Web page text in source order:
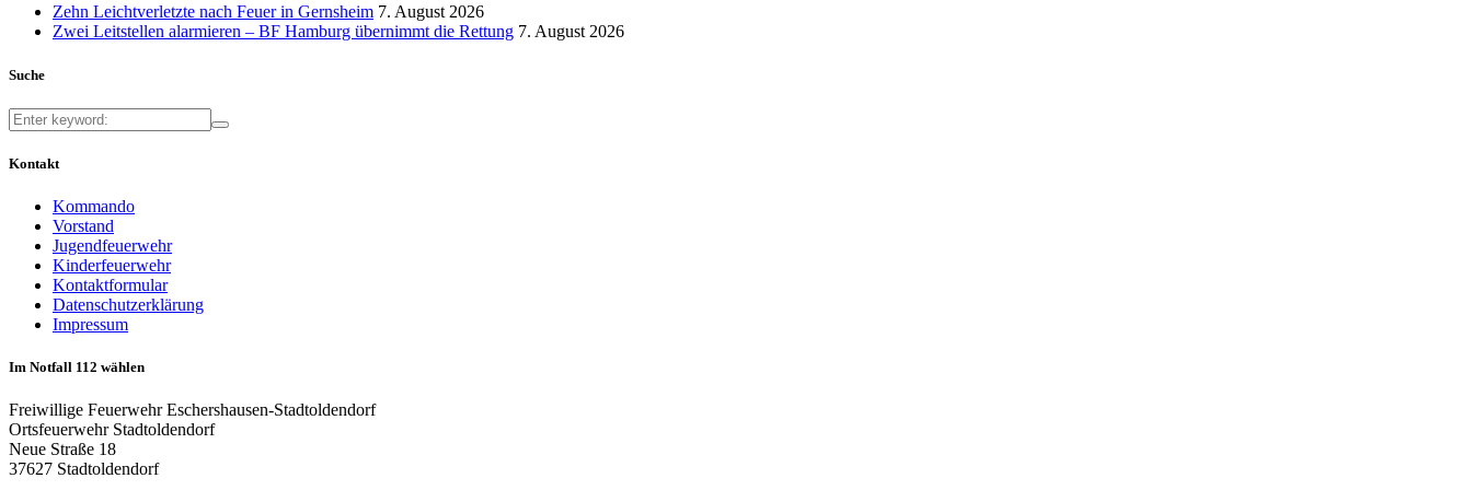
Zehn Leichtverletzte nach Feuer in Gernsheim 7. August 2026
Zwei Leitstellen alarmieren – BF Hamburg übernimmt die Rettung 7. August 2026
Suche
Kontakt
Kommando
Vorstand
Jugendfeuerwehr
Kinderfeuerwehr
Kontaktformular
Datenschutzerklärung
Impressum
Im Notfall 112 wählen
Freiwillige Feuerwehr Eschershausen-Stadtoldendorf
Ortsfeuerwehr Stadtoldendorf
Neue Straße 18
37627 Stadtoldendorf